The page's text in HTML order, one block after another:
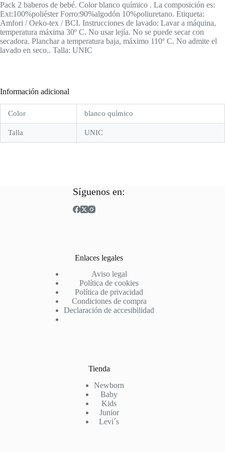
Pack 2 baberos de bebé. Color blanco químico . La composición es:
Ext:100%poliéster Forro:90%algodón 10%poliuretano. Etiqueta:
Amfori / Oeko-tex / BCI. Instrucciones de lavado: Lavar a máquina,
temperatura máxima 30º C. No usar lejía. No se puede secar con
secadora. Planchar a temperatura baja, máximo 110º C. No admite el
lavado en seco.. Talla: UNIC
Información adicional
Color blanco químico
Talla UNIC
Síguenos en:
Enlaces legales
Aviso legal
Política de cookies
Política de privacidad
Condiciones de compra
Declaración de accesibilidad
Tienda
Newborn
Baby
Kids
Junior
Levi´s